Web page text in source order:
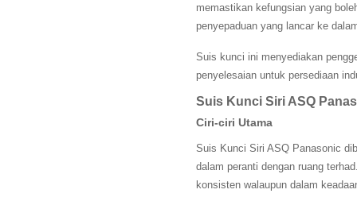
memastikan kefungsian yang
penyepaduan yang lancar ke
Suis kunci ini menyediakan
penyelesaian untuk persediaan
Suis Kunci Siri ASQ
Ciri-ciri Utama
Suis Kunci Siri ASQ Panasonic
dalam peranti dengan ruang
konsisten walaupun dalam